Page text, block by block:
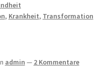
, Krankheit, Transformation
admin — 2 Kommentare